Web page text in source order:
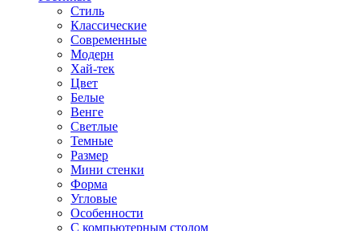
Стиль
Классические
Современные
Модерн
Хай-тек
Цвет
Белые
Венге
Светлые
Темные
Размер
Мини стенки
Форма
Угловые
Особенности
С компьютерным столом